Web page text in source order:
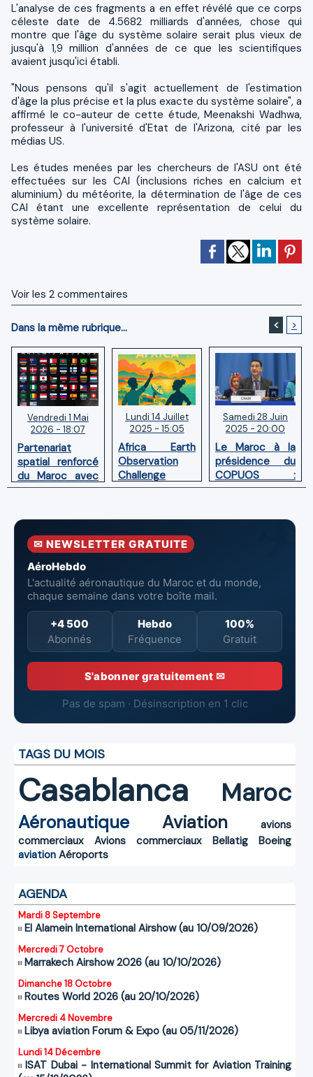
L'analyse de ces fragments a en effet révélé que ce corps
céleste date de 4.5682 milliards d'années, chose qui
montre que l'âge du système solaire serait plus vieux de
jusqu'à 1,9 million d'années de ce que les scientifiques
avaient jusqu'ici établi.
"Nous pensons qu'il s'agit actuellement de l'estimation
d'âge la plus précise et la plus exacte du système solaire", a
affirmé le co-auteur de cette étude, Meenakshi Wadhwa,
professeur à l'université d'Etat de l'Arizona, cité par les
médias US.
Les études menées par les chercheurs de l'ASU ont été
effectuées sur les CAI (inclusions riches en calcium et
aluminium) du météorite, la détermination de l'âge de ces
CAI étant une excellente représentation de celui du
système solaire.
Voir les 2 commentaires
Dans la même rubrique... < >
Vendredi 1 Mai
2026 - 18:07
Partenariat
spatial renforcé
du Maroc avec
l'adhésion aux
Artemis
Lundi 14 Juillet
2025 - 15:05
Africa Earth
Observation
Challenge
(AEOC) 2025:
spatiaux
entrent dans
Samedi 28 Juin
2025 - 20:00
Le Maroc à la
présidence du
COPUOS :
Impulser le
spatial en
✉ NEWSLETTER GRATUITE
AéroHebdo
L'actualité aéronautique du Maroc et du monde,
chaque semaine dans votre boîte mail.
+4 500
Abonnés
Hebdo
Fréquence
100%
Gratuit
S'abonner gratuitement ✉
Pas de spam · Désinscription en 1 clic
TAGS DU MOIS
Casablanca Maroc
Aéronautique Aviation
avions
commerciaux
Avions commerciaux Bellatig
Boeing
aviation Aéroports
AGENDA
Mardi 8 Septembre
El Alamein International Airshow (au 10/09/2026)
Mercredi 7 Octobre
Marrakech Airshow 2026 (au 10/10/2026)
Dimanche 18 Octobre
Routes World 2026 (au 20/10/2026)
Mercredi 4 Novembre
Libya aviation Forum & Expo (au 05/11/2026)
Lundi 14 Décembre
ISAT Dubai - International Summit for Aviation Training